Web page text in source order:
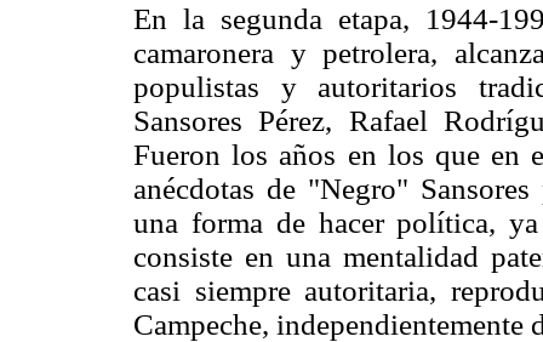
En la segunda etapa, 1944-
camaronera y petrolera,
populistas y autoritarios
Sansores Pérez, Rafael
Fueron los años en los que en
anécdotas de "Negro"
una forma de hacer política,
consiste en una mentalidad
casi siempre autoritaria,
Campeche, independientemente